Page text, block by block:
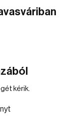
kérik.